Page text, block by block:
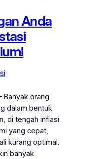
Anda
Banyak orang
dalam bentuk
di tengah inflasi
yang cepat,
kurang optimal.
banyak